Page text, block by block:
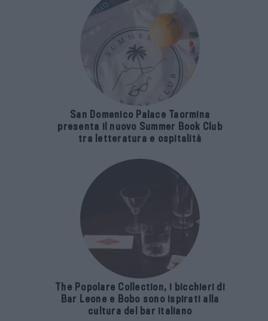
San Domenico Palace Taormina
presenta il nuovo Summer Book Club
tra letteratura e ospitalità
The Popolare Collection, i bicchieri di
Bar Leone e Bobo sono ispirati alla
cultura del bar italiano